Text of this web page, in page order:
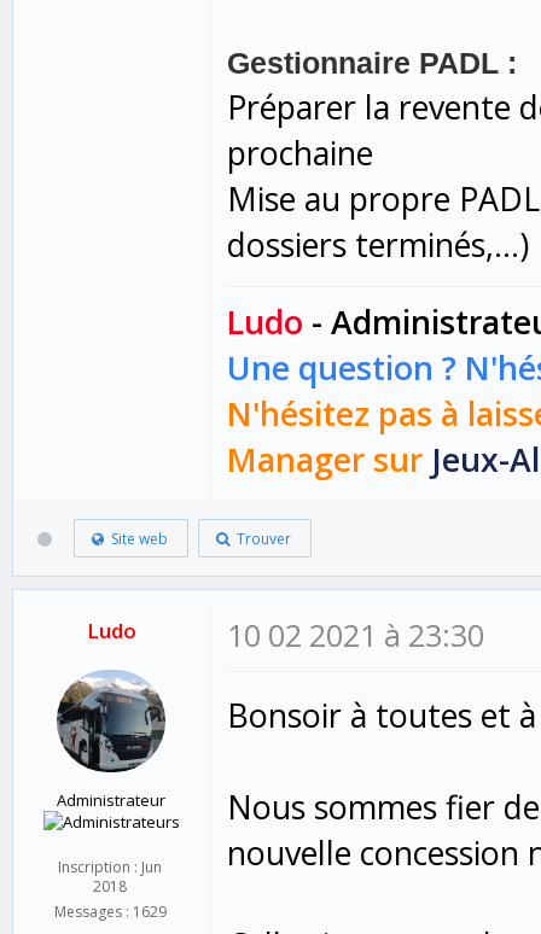
Gestionnaire PADL :
Préparer la revente
prochaine
Mise au propre
dossiers terminés,...)
Ludo -
Une question ?
N'hésitez pas à
Manager sur Jeux-
Site web Trouver
Ludo
Administrateur
Inscription : Jun
2018
Messages : 1629
10 02 2021 à 23:30
Bonsoir à toutes et
Nous sommes fier
nouvelle concession